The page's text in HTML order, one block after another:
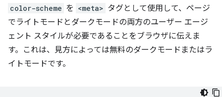
color-scheme を <meta> タグとして使用して、ページ
でライトモードとダークモードの両方のユーザー エージ
ェント スタイルが必要であることをブラウザに伝えま
す。これは、見方によっては無料のダークモードまたはラ
イトモードです。